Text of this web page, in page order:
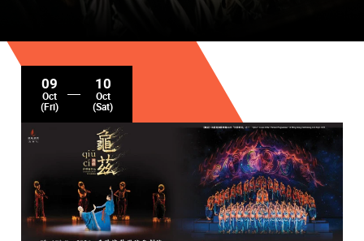
09
Oct
(Fri)
10
Oct
(Sat)